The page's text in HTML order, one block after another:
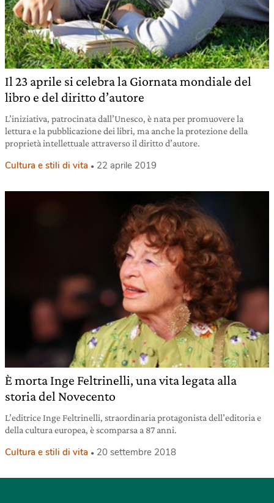
Il 23 aprile si celebra la Giornata mondiale del
libro e del diritto d’autore
L’iniziativa, patrocinata dall’Unesco, è nata per promuovere la
lettura e la pubblicazione dei libri, ma anche la protezione della
proprietà intellettuale attraverso il diritto d’autore.
Cultura e stili di vita 22 aprile 2019
È morta Inge Feltrinelli, una vita legata alla
storia del Novecento
L’editrice Inge Feltrinelli, straordinaria protagonista dell’editoria e
della cultura europea, è scomparsa a 87 anni.
Cultura e stili di vita 20 settembre 2018